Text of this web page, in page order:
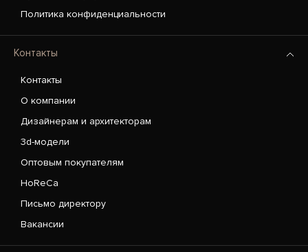
Политика конфиденциальности
Контакты
Контакты
О компании
Дизайнерам и архитекторам
3d-модели
Оптовым покупателям
HoReCa
Письмо директору
Вакансии